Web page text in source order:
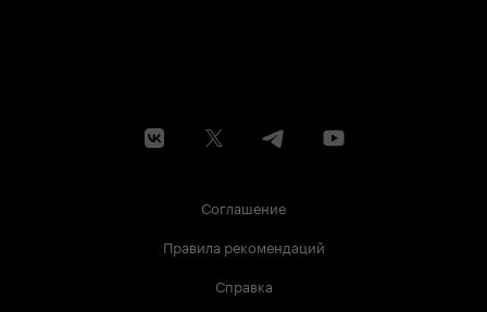
раздетая, она постоянно обнажена, ведь
именно это приносит самую большую
стримы, и вы убедитесь, что авторы фильма
складывается сегодня. Вот и получается, что
«него», но не для «неё». «Её» вообще тут нет, в
Соглашение
Правила рекомендаций
Справка